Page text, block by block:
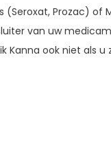
(Seroxat, Prozac) of
van uw
Kanna ook niet als